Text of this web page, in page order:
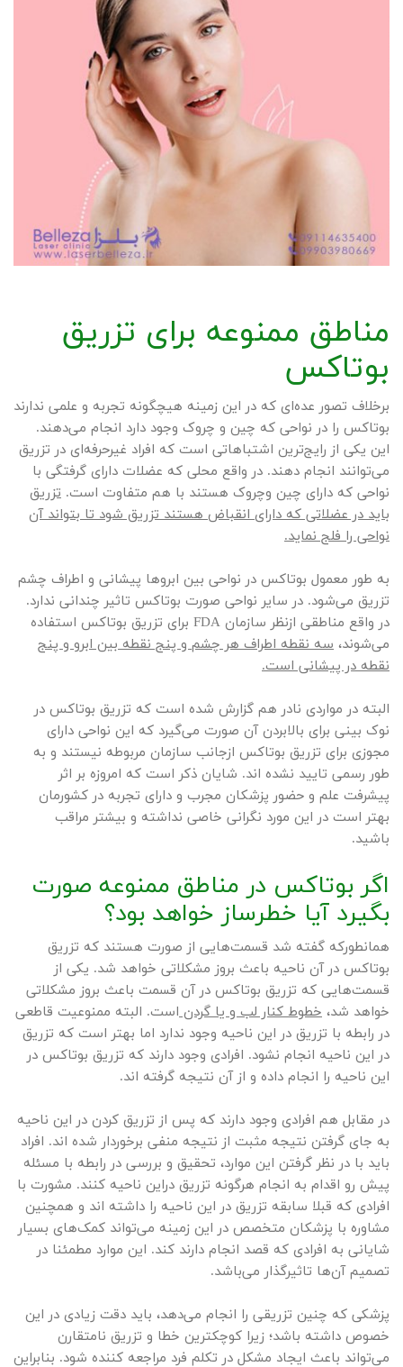
مناطق ممنوعه برای تزریق
بوتاکس
برخلاف تصور عده‌ای که در این زمینه هیچگونه تجربه و علمی ندارند
بوتاکس را در نواحی که چین و چروک وجود دارد انجام می‌دهند.
این یکی از رایج‌ترین اشتباهاتی است که افراد غیرحرفه‌ای در تزریق
می‌توانند انجام دهند. در واقع محلی که عضلات دارای گرفتگی با
نواحی که دارای چین وچروک هستند با هم متفاوت است. تزریق
باید در عضلاتی که دارای انقباض هستند تزریق شود تا بتواند آن
نواحی را فلج نماید.
به طور معمول بوتاکس در نواحی بین ابروها پیشانی و اطراف چشم
تزریق می‌شود. در سایر نواحی صورت بوتاکس تاثیر چندانی ندارد.
در واقع مناطقی ازنظر سازمان FDA برای تزریق بوتاکس استفاده
می‌شوند، سه نقطه اطراف هر چشم و پنج نقطه بین ابرو و پنج
نقطه در پیشانی است.
البته در مواردی نادر هم گزارش شده است که تزریق بوتاکس در
نوک بینی برای بالابردن آن صورت می‌گیرد که این نواحی دارای
مجوزی برای تزریق بوتاکس ازجانب سازمان مربوطه نیستند و به
طور رسمی تایید نشده اند. شایان ذکر است که امروزه بر اثر
پیشرفت علم و حضور پزشکان مجرب و دارای تجربه در کشورمان
بهتر است در این مورد نگرانی خاصی نداشته و بیشتر مراقب
باشید.
اگر بوتاکس در مناطق ممنوعه صورت
بگیرد آیا خطرساز خواهد بود؟
همانطورکه گفته شد قسمت‌هایی از صورت هستند که تزریق
بوتاکس در آن ناحیه باعث بروز مشکلاتی خواهد شد. یکی از
قسمت‌هایی که تزریق بوتاکس در آن قسمت باعث بروز مشکلاتی
خواهد شد، خطوط کنار لب و یا گردناست. البته ممنوعیت قاطعی
در رابطه با تزریق در این ناحیه وجود ندارد اما بهتر است که تزریق
در این ناحیه انجام نشود. افرادی وجود دارند که تزریق بوتاکس در
این ناحیه را انجام داده و از آن نتیجه گرفته اند.
در مقابل هم افرادی وجود دارند که پس از تزریق کردن در این ناحیه
به جای گرفتن نتیجه مثبت از نتیجه منفی برخوردار شده اند. افراد
باید با در نظر گرفتن این موارد، تحقیق و بررسی در رابطه با مسئله
پیش رو اقدام به انجام هرگونه تزریق دراین ناحیه کنند. مشورت با
افرادی که قبلا سابقه تزریق در این ناحیه را داشته اند و همچنین
مشاوره با پزشکان متخصص در این زمینه می‌تواند کمک‌های بسیار
شایانی به افرادی که قصد انجام دارند کند. این موارد مطمئنا در
تصمیم آن‌ها تاثیرگذار می‌باشد.
پزشکی که چنین تزریقی را انجام می‌دهد، باید دقت زیادی در این
خصوص داشته باشد؛ زیرا کوچکترین خطا و تزریق نامتقارن
می‌تواند باعث ایجاد مشکل در تکلم فرد مراجعه کننده شود. بنابراین